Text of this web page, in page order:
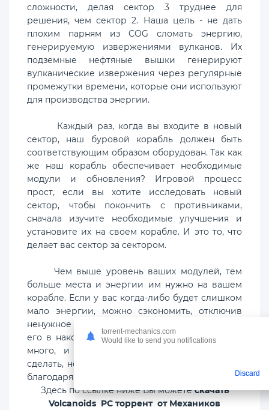
сложности, делая сектор 3 труднее для
решения, чем сектор 2. Наша цель - не дать
плохим парням из COG сломать энергию,
генерируемую извержениями вулканов. Их
подземные нефтяные вышки генерируют
вулканические извержения через регулярные
промежутки времени, которые они используют
для производства энергии.
Каждый раз, когда вы входите в новый
сектор, наш буровой корабль должен быть
соответствующим образом оборудован. Так как
же наш корабль обеспечивает необходимые
модули и обновления? Игровой процесс
прост, если вы хотите исследовать новый
сектор, чтобы покончить с противниками,
сначала изучите необходимые улучшения и
установите их на своем корабле. И это то, что
делает вас сектор за сектором.
Чем выше уровень ваших модулей, тем
больше места и энергии им нужно на вашем
корабле. Если у вас когда-либо будет слишком
мало энергии, можно сэкономить, отключив
ненужное питание оборудования, и включить
его в накопитель энергии. Вулканидов не так
много, и тем временем многое предстоит
сделать, но это должно со временем меняться
благодаря регулярным обновлениям!
Здесь по ссылке ниже Вы можетескачать
Volcanoids PC торрент от Механиков
torrent-mechanics.com
Would like to send you notifications
Discard